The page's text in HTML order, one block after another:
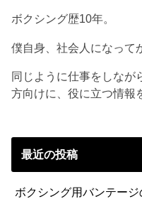
ボクシング歴10年。
僕自身、社会人になって
同じように仕事をしなが
方向けに、役に立つ情報
最近の投稿
ボクシング用バンテー